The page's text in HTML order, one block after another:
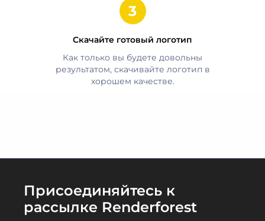
Скачайте готовый логотип
Как только вы будете довольны
результатом, скачивайте логотип в
хорошем качестве.
Присоединяйтесь к
рассылке Renderforest